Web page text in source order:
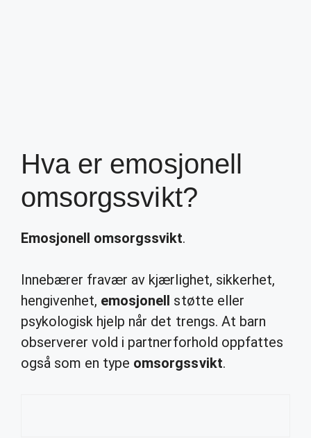
Hva er emosjonell
omsorgssvikt?
Emosjonell omsorgssvikt.
Innebærer fravær av kjærlighet, sikkerhet,
hengivenhet, emosjonell støtte eller
psykologisk hjelp når det trengs. At barn
observerer vold i partnerforhold oppfattes
også som en type omsorgssvikt.